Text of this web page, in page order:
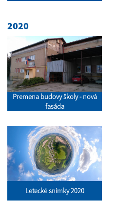
2020
Premena budovy školy - nová
fasáda
Letecké snímky 2020